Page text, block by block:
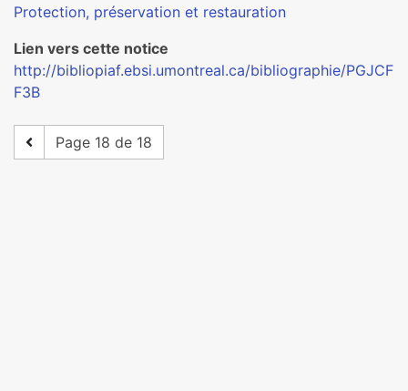
Protection, préservation et restauration
Lien vers cette notice
http://bibliopiaf.ebsi.umontreal.ca/bibliographie/PGJCF
F3B
Page 18 de 18